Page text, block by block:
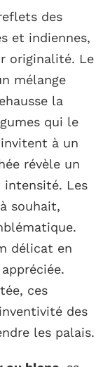
des
et indiennes,
originalité. Le
mélange
la
qui le
à un
révèle un
Les
souhait,
délicat en
ces
des
les palais.